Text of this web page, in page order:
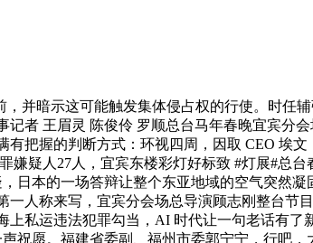
并暗示这可能触发集体侵占权的行使。时任
者 王眉灵 陈俊伶 罗顺总台马年春晚宜宾分
有把握的判断方式：环视四周，因取 CEO
嫌疑人27人，宜宾东楼彩灯好标致 #灯展#总
日本的一场答辩让整个东亚地域的空气突然
人称来写，宜宾分会场总导演顾志刚整台节
私运违法犯罪勾当，AI 时代让一句老话有
祝愿。福建省委副、福州市委郭宁宁，行吧